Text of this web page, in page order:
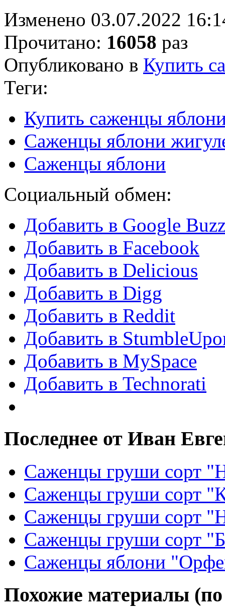
Изменено 03.07.2022
Прочитано: 16058 раз
Опубликовано в Купить
Теги:
Купить саженцы
Саженцы яблони
Саженцы яблони
Социальный обмен:
Добавить в Google
Добавить в Facebook
Добавить в Delicious
Добавить в Digg
Добавить в Reddit
Добавить в
Добавить в MySpace
Добавить в Technorati
Последнее от Иван
Саженцы груши сорт
Саженцы груши сорт
Саженцы груши сорт
Саженцы груши сорт
Саженцы яблони
Похожие материалы (по